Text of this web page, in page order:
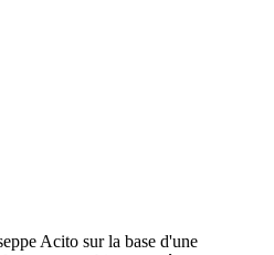
Acito sur la base d'une